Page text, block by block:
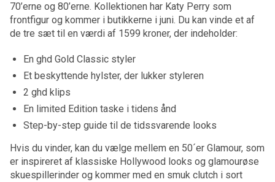
70’erne og 80’erne. Kollektionen har Katy Perry som
frontfigur og kommer i butikkerne i juni. Du kan vinde et af
de tre sæt til en værdi af 1599 kroner, der indeholder:
En ghd Gold Classic styler
Et beskyttende hylster, der lukker styleren
2 ghd klips
En limited Edition taske i tidens ånd
Step-by-step guide til de tidssvarende looks
Hvis du vinder, kan du vælge mellem en 50´er Glamour, som
er inspireret af klassiske Hollywood looks og glamourøse
skuespillerinder og kommer med en smuk clutch i sort